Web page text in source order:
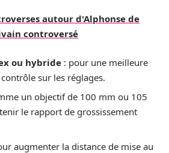
autour d'Alphonse de
controversé
ou hybride : pour une meilleure
sur les réglages.
un objectif de 100 mm ou 105
le rapport de grossissement
augmenter la distance de mise au